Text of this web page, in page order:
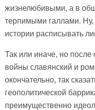
жизнелюбивыми, а в
терпимыми галлами. Ну,
истории расписывать
Так или иначе, но
войны славянский и
окончательно, так
геополитической
преимущественно